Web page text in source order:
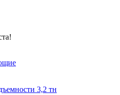
3,2 тн